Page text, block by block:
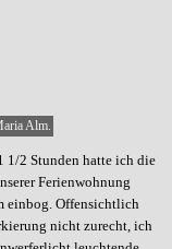
Alm.
1/2 Stunden hatte ich die
Ferienwohnung
einbog. Offensichtlich
nicht zurecht, ich